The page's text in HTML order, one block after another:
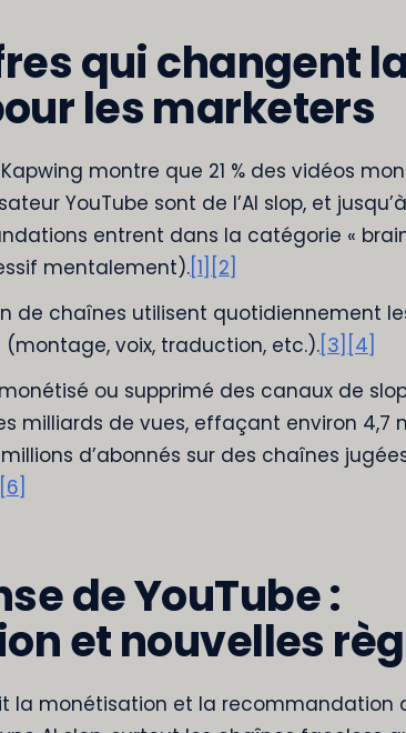
qui changent
les marketers
montre que 21 % des vidéos
YouTube sont de l’AI slop, et
entrent dans la catégorie «
mentalement). [1]
[2]
de chaînes utilisent quotidiennement
(montage, voix, traduction, etc.). [3]
[4]
ou supprimé des canaux de
milliards de vues, effaçant environ 4,7
d’abonnés sur des chaînes
[6]
de YouTube :
et nouvelles
la monétisation et la recommandation